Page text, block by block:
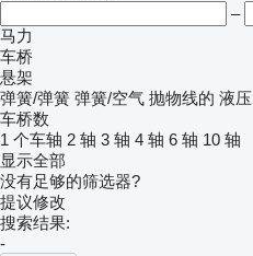
–
马力
车桥
悬架
弹簧/弹簧 弹簧/空气 抛物线的 液压
车桥数
1 个车轴 2 轴 3 轴 4 轴 6 轴 10 轴
显示全部
没有足够的筛选器?
提议修改
搜索结果:
-